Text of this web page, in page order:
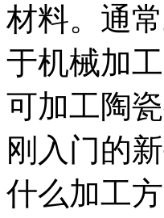
材料。通
于机械加
可加工陶
刚入门的
什么加工